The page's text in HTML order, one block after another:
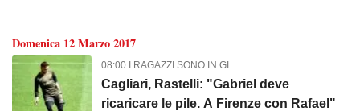
Domenica 12 Marzo 2017
08:00 I RAGAZZI SONO IN GI
Cagliari, Rastelli: "Gabriel deve
ricaricare le pile. A Firenze con Rafael"